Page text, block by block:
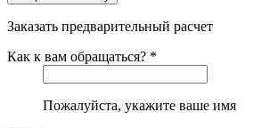
Заказать предварительный расчет
Как к вам обращаться? *
Пожалуйста, укажите ваше имя